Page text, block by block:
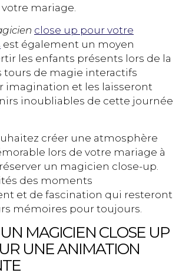
mariage.
close up pour votre
est également un moyen
les enfants présents lors de la
tours de magie interactifs
imagination et les laisseront
inoubliables de cette journée
créer une atmosphère
lors de votre mariage à
un magicien close-up.
des moments
et de fascination qui resteront
mémoires pour toujours.
MAGICIEN CLOSE UP
UNE ANIMATION